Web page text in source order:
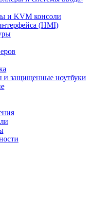
и KVM консоли
(HMI)
защищенные ноутбуки